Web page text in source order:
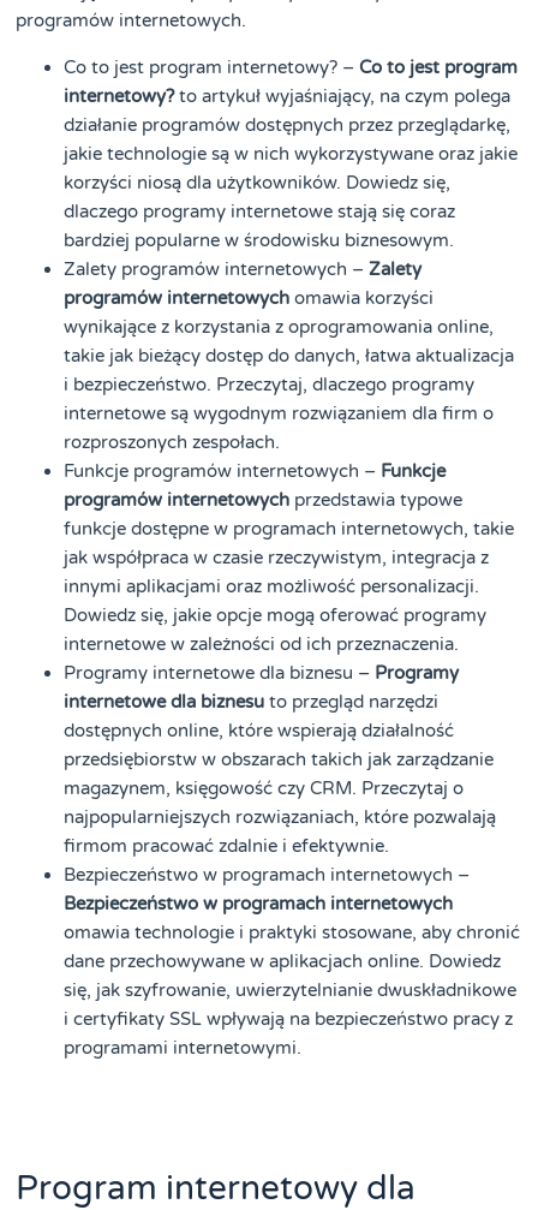
programów internetowych.
Co to jest program internetowy? –Co to jest program
internetowy?to artykuł wyjaśniający, na czym polega
działanie programów dostępnych przez przeglądarkę,
jakie technologie są w nich wykorzystywane oraz jakie
korzyści niosą dla użytkowników. Dowiedz się,
dlaczego programy internetowe stają się coraz
bardziej popularne w środowisku biznesowym.
Zalety programów internetowych –Zalety
programów internetowych omawia korzyści
wynikające z korzystania z oprogramowania online,
takie jak bieżący dostęp do danych, łatwa aktualizacja
i bezpieczeństwo. Przeczytaj, dlaczego programy
internetowe są wygodnym rozwiązaniem dla firm o
rozproszonych zespołach.
Funkcje programów internetowych – Funkcje
programów internetowych przedstawia typowe
funkcje dostępne w programach internetowych, takie
jak współpraca w czasie rzeczywistym, integracja z
innymi aplikacjami oraz możliwość personalizacji.
Dowiedz się, jakie opcje mogą oferować programy
internetowe w zależności od ich przeznaczenia.
Programy internetowe dla biznesu – Programy
internetowe dla biznesu to przegląd narzędzi
dostępnych online, które wspierają działalność
przedsiębiorstw w obszarach takich jak zarządzanie
magazynem, księgowość czy CRM. Przeczytaj o
najpopularniejszych rozwiązaniach, które pozwalają
firmom pracować zdalnie i efektywnie.
Bezpieczeństwo w programach internetowych –
Bezpieczeństwo w programach internetowych
omawia technologie i praktyki stosowane, aby chronić
dane przechowywane w aplikacjach online. Dowiedz
się, jak szyfrowanie, uwierzytelnianie dwuskładnikowe
i certyfikaty SSL wpływają na bezpieczeństwo pracy z
programami internetowymi.
Program internetowy dla